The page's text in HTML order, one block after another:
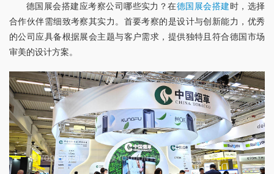
德国展会搭建应考察公司哪些实力？在德国展会搭建时，选择
合作伙伴需细致考察其实力。首要考察的是设计与创新能力，优秀
的公司应具备根据展会主题与客户需求，提供独特且符合德国市场
审美的设计方案。